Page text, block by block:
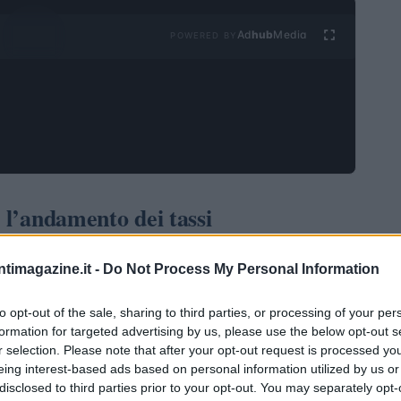
- Do Not Process My Personal Information
opt-out of the sale, sharing to third parties, or processing of your
for targeted advertising by us, please use the below opt-out
selection. Please note that after your opt-out request is processed
interest-based ads based on personal information utilized by us
to third parties prior to your opt-out. You may separately
Ad hubMedia
dei tassi
hanno avuto un impatto immediato e significativo
un notevole rafforzamento, registrando il suo
Questo movimento ha influenzato anche i tassi
a 30 anni che sono aumentati di circa 20 punti
sono stati alimentati dalle aspettative di un
un aumento del deficit e un deterioramento